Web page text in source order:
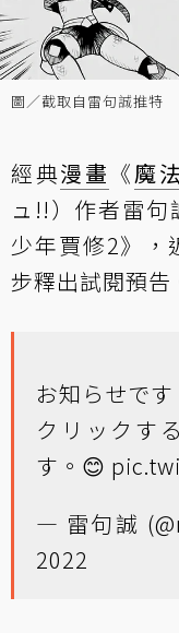
圖／截取自雷句誠推特
經典漫畫 《魔
ュ!!）作者雷句
少年賈修2》，
步釋出試閱預告
お知らせで
クリックす
す。😊
— 雷句誠
2022